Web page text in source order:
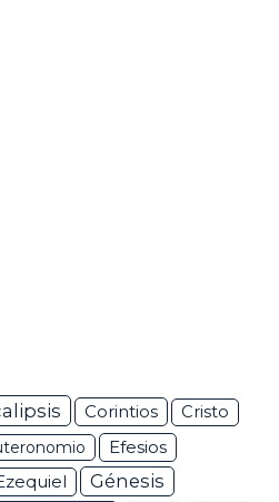
Corintios Cristo
Efesios
Génesis